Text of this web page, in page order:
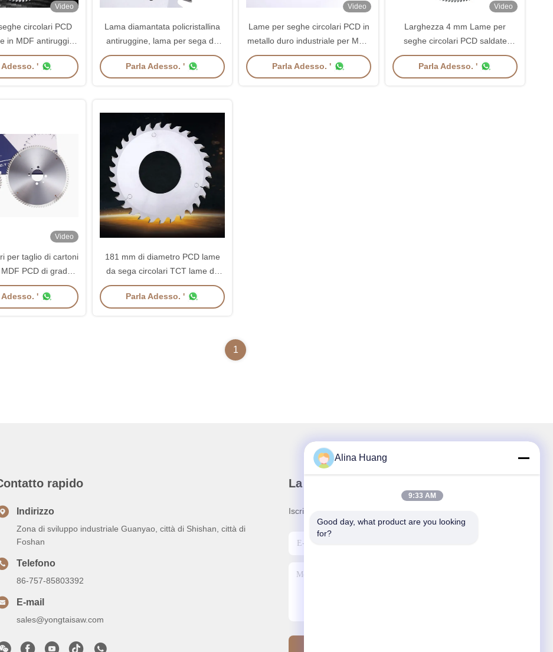
Video
circolari PCD
in MDF antiruggine
pratiche
Adesso. '
Lama diamantata policristallina
antiruggine, lama per sega da
tavola per molatura a denti piani
durevoli
Parla Adesso. '
Video
Lame per seghe circolari PCD in
metallo duro industriale per MDF
anticorrosivo
Parla Adesso. '
Video
Larghezza 4 mm Lame per
seghe circolari PCD saldate
Pratico multiuso
Parla Adesso. '
Video
per taglio di cartoni
PCD di grado
2 pcs
Adesso. '
181 mm di diametro PCD lame
da sega circolari TCT lame da
sega a punteggio conico per
legno
Parla Adesso. '
1
rapido
Indirizzo
Zona di sviluppo industriale Guanyao, città di Shishan, città di
Foshan
Telefono
86-757-85803392
E-mail
sales@yongtaisaw.com
La nostra newsletter
Iscriviti alla nostra newsletter per sconti e altro.
Alina Huang
9:33 AM
Good day, what product are you looking
for?